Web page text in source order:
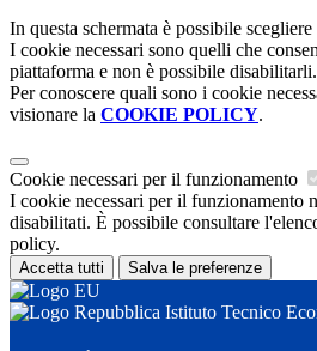
In questa schermata è possibile
I cookie necessari sono quelli che
piattaforma e non è possibile disabilitarli.
Per conoscere quali sono i cookie
visionare la COOKIE POLICY.
Cookie necessari per il funzionamento
I cookie necessari per il funzionamento
disabilitati. È possibile consultare
policy.
Accetta tutti Salva le preferenze
Istituto Tecnico